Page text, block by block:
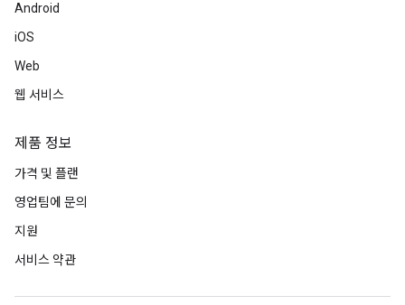
Android
iOS
Web
웹 서비스
제품 정보
가격 및 플랜
영업팀에 문의
지원
서비스 약관